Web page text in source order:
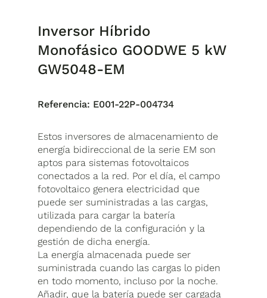
Inversor Híbrido
Monofásico GOODWE 5 kW
GW5048-EM
Referencia: E001-22P-004734
Estos inversores de almacenamiento de
energía bidireccional de la serie EM son
aptos para sistemas fotovoltaicos
conectados a la red. Por el día, el campo
fotovoltaico genera electricidad que
puede ser suministradas a las cargas,
utilizada para cargar la batería
dependiendo de la configuración y la
gestión de dicha energía.
La energía almacenada puede ser
suministrada cuando las cargas lo piden
en todo momento, incluso por la noche.
Añadir, que la batería puede ser cargada